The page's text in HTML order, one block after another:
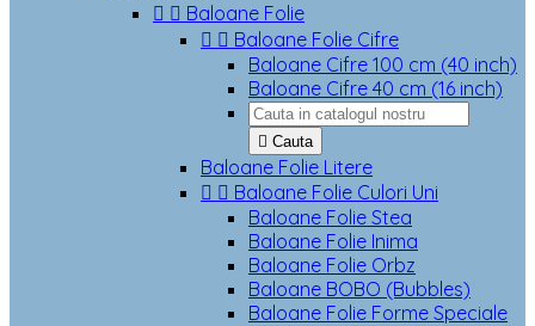
  Baloane Folie
  Baloane Folie Cifre
Baloane Cifre 100 cm (40 inch)
Baloane Cifre 40 cm (16 inch)
 Cauta
Baloane Folie Litere
  Baloane Folie Culori Uni
Baloane Folie Stea
Baloane Folie Inima
Baloane Folie Orbz
Baloane BOBO (Bubbles)
Baloane Folie Forme Speciale